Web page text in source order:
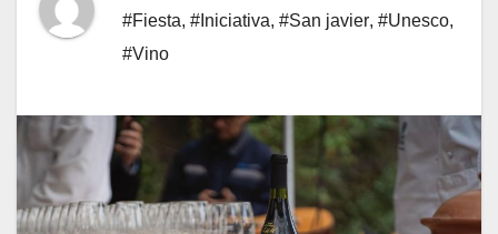
#Fiesta, #Iniciativa, #San javier, #Unesco,
#Vino